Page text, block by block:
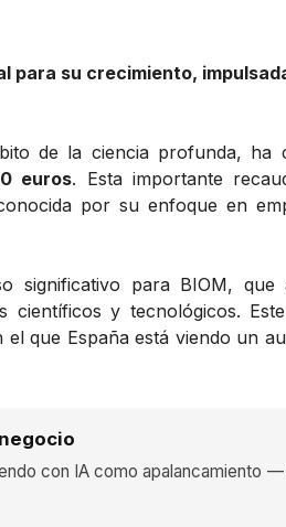
para su crecimiento,
de la ciencia profunda, ha
euros. Esta importante
por su enfoque en
significativo para BIOM,
científicos y tecnológicos.
que España está viendo un
con IA como apalancamiento